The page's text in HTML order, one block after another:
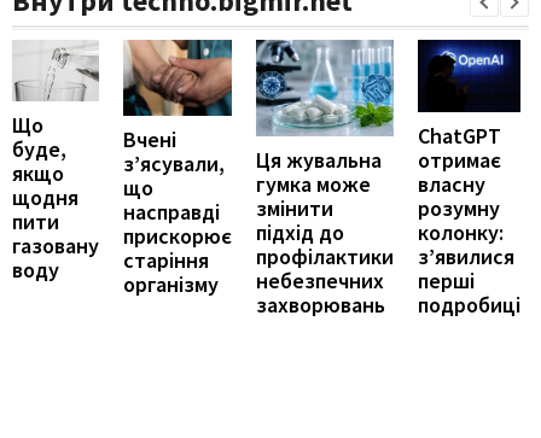
Що
буде,
якщо
щодня
пити
газовану
воду
Вчені
з’ясували,
що
насправді
прискорює
старіння
організму
Ця жувальна
гумка може
змінити
підхід до
профілактики
небезпечних
захворювань
ChatGPT
отримає
власну
розумну
колонку:
з’явилися
перші
подробиці